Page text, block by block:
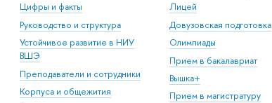
Цифры и факты
Руководство и структура
Устойчивое развитие в НИУ
ВШЭ
Преподаватели и сотрудники
Корпуса и общежития
Лицей
Довузовская подготовка
Олимпиады
Прием в бакалавриат
Вышка+
Прием в магистратуру